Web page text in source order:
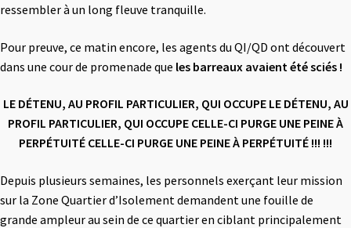
ressembler à un long fleuve tranquille.
Pour preuve, ce matin encore, les agents du QI/QD ont découvert
dans une cour de promenade que les barreaux avaient été sciés !
LE DÉTENU, AU PROFIL PARTICULIER, QUI OCCUPE LE DÉTENU, AU
PROFIL PARTICULIER, QUI OCCUPE CELLE-CI PURGE UNE PEINE À
PERPÉTUITÉ CELLE-CI PURGE UNE PEINE À PERPÉTUITÉ !!! !!!
Depuis plusieurs semaines, les personnels exerçant leur mission
sur la Zone Quartier d’Isolement demandent une fouille de
grande ampleur au sein de ce quartier en ciblant principalement